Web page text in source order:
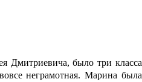
Дмитриевича, было три класса
неграмотная. Марина была